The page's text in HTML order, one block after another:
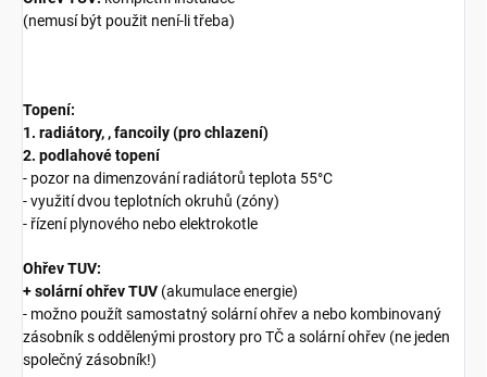
(nemusí být použit není-li třeba)
Topení:
1. radiátory, , fancoily (pro chlazení)
2. podlahové topení
- pozor na dimenzování radiátorů teplota 55°C
- využití dvou teplotních okruhů (zóny)
- řízení plynového nebo elektrokotle
Ohřev TUV:
+ solární ohřev TUV (akumulace energie)
- možno použít samostatný solární ohřev a nebo kombinovaný
zásobník s oddělenými prostory pro TČ a solární ohřev (ne jeden
společný zásobník!)